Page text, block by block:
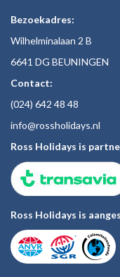
Bezoekadres:
Wilhelminalaan 2 B
6641 DG BEUNINGEN
Contact:
(024) 642 48 48
info@rossholidays.nl
Ross Holidays is
Ross Holidays is